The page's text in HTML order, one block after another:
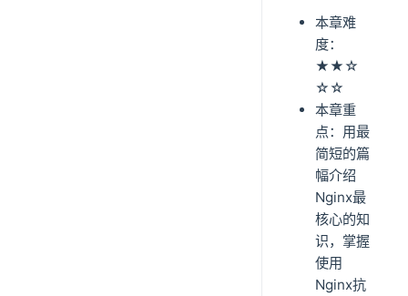
本章难
度：
★★☆
☆☆
本章重
点：用最
简短的篇
幅介绍
Nginx最
核心的知
识，掌握
使用
Nginx抗